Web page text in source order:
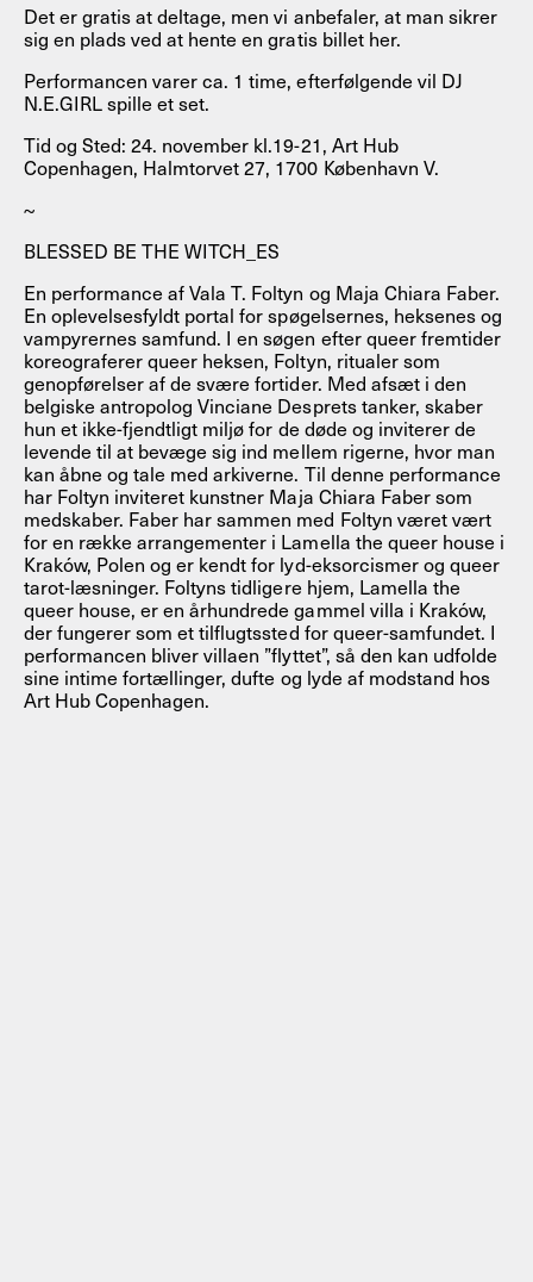
Det er gratis at deltage, men vi anbefaler, at man sikrer
sig en plads ved at hente en gratis billet her.
Performancen varer ca. 1 time, efterfølgende vil DJ
N.E.GIRL spille et set.
Tid og Sted: 24. november kl.19-21, Art Hub
Copenhagen, Halmtorvet 27, 1700 København V.
~
BLESSED BE THE WITCH_ES
En performance af Vala T. Foltyn og Maja Chiara Faber.
En oplevelsesfyldt portal for spøgelsernes, heksenes og
vampyrernes samfund. I en søgen efter queer fremtider
koreograferer queer heksen, Foltyn, ritualer som
genopførelser af de svære fortider. Med afsæt i den
belgiske antropolog Vinciane Desprets tanker, skaber
hun et ikke-fjendtligt miljø for de døde og inviterer de
levende til at bevæge sig ind mellem rigerne, hvor man
kan åbne og tale med arkiverne. Til denne performance
har Foltyn inviteret kunstner Maja Chiara Faber som
medskaber. Faber har sammen med Foltyn været vært
for en række arrangementer i Lamella the queer house i
Kraków, Polen og er kendt for lyd-eksorcismer og queer
tarot-læsninger. Foltyns tidligere hjem, Lamella the
queer house, er en århundrede gammel villa i Kraków,
der fungerer som et tilflugtssted for queer-samfundet. I
performancen bliver villaen ”flyttet”, så den kan udfolde
sine intime fortællinger, dufte og lyde af modstand hos
Art Hub Copenhagen.